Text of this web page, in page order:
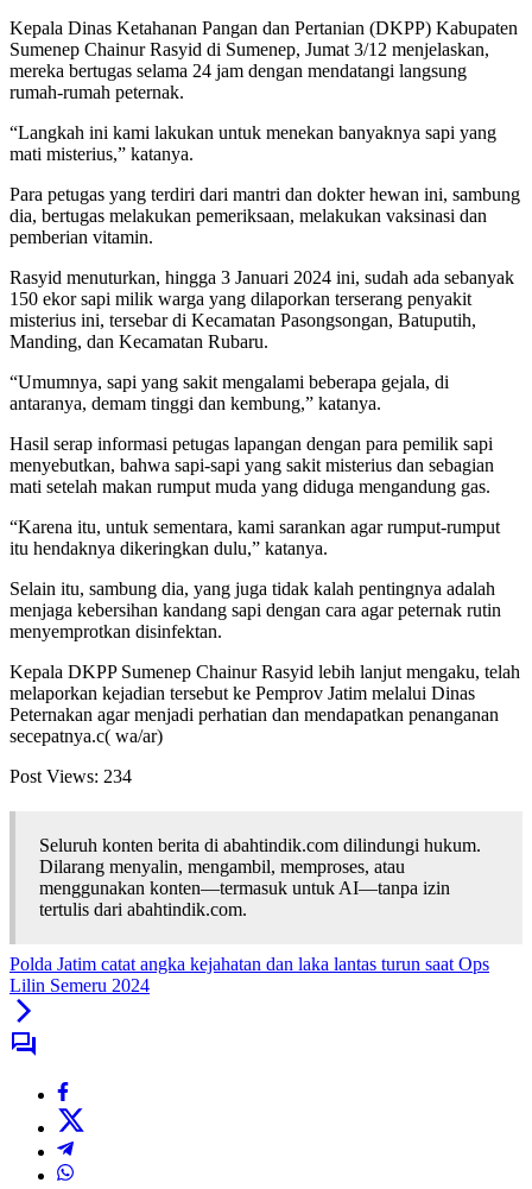
Kepala Dinas Ketahanan Pangan dan Pertanian (DKPP) Kabupaten
Sumenep Chainur Rasyid di Sumenep, Jumat 3/12 menjelaskan,
mereka bertugas selama 24 jam dengan mendatangi langsung
rumah-rumah peternak.
“Langkah ini kami lakukan untuk menekan banyaknya sapi yang
mati misterius,” katanya.
Para petugas yang terdiri dari mantri dan dokter hewan ini, sambung
dia, bertugas melakukan pemeriksaan, melakukan vaksinasi dan
pemberian vitamin.
Rasyid menuturkan, hingga 3 Januari 2024 ini, sudah ada sebanyak
150 ekor sapi milik warga yang dilaporkan terserang penyakit
misterius ini, tersebar di Kecamatan Pasongsongan, Batuputih,
Manding, dan Kecamatan Rubaru.
“Umumnya, sapi yang sakit mengalami beberapa gejala, di
antaranya, demam tinggi dan kembung,” katanya.
Hasil serap informasi petugas lapangan dengan para pemilik sapi
menyebutkan, bahwa sapi-sapi yang sakit misterius dan sebagian
mati setelah makan rumput muda yang diduga mengandung gas.
“Karena itu, untuk sementara, kami sarankan agar rumput-rumput
itu hendaknya dikeringkan dulu,” katanya.
Selain itu, sambung dia, yang juga tidak kalah pentingnya adalah
menjaga kebersihan kandang sapi dengan cara agar peternak rutin
menyemprotkan disinfektan.
Kepala DKPP Sumenep Chainur Rasyid lebih lanjut mengaku, telah
melaporkan kejadian tersebut ke Pemprov Jatim melalui Dinas
Peternakan agar menjadi perhatian dan mendapatkan penanganan
secepatnya.c( wa/ar)
Post Views: 234
Seluruh konten berita di abahtindik.com dilindungi hukum.
Dilarang menyalin, mengambil, memproses, atau
menggunakan konten—termasuk untuk AI—tanpa izin
tertulis dari abahtindik.com.
Polda Jatim catat angka kejahatan dan laka lantas turun saat Ops
Lilin Semeru 2024